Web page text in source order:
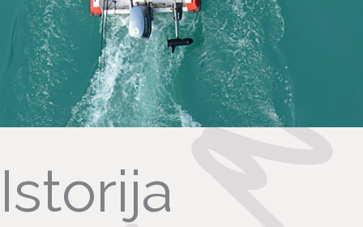
Istorija